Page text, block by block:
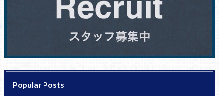
Popular Posts